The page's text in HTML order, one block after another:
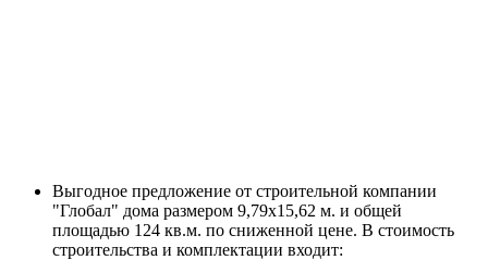
Выгодное предложение от строительной компании
"Глобал" дома размером 9,79х15,62 м. и общей
площадью 124 кв.м. по сниженной цене. В стоимость
строительства и комплектации входит: